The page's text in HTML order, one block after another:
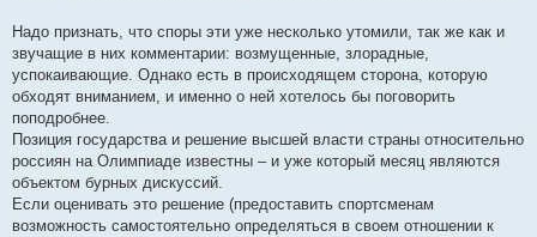
Надо признать, что споры эти уже несколько утомили, так же как и
звучащие в них комментарии: возмущенные, злорадные,
успокаивающие. Однако есть в происходящем сторона, которую
обходят вниманием, и именно о ней хотелось бы поговорить
поподробнее.
Позиция государства и решение высшей власти страны относительно
россиян на Олимпиаде известны – и уже который месяц являются
объектом бурных дискуссий.
Если оценивать это решение (предоставить спортсменам
возможность самостоятельно определяться в своем отношении к